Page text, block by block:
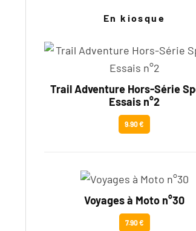
En kiosque
Trail Adventure Hors-Série
Essais n°2
9.90 €
Voyages à Moto n°30
7.90 €